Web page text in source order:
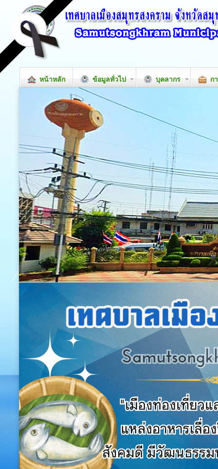
หน้าหลัก ข้อมูลทั่วไป บุคลากร ก